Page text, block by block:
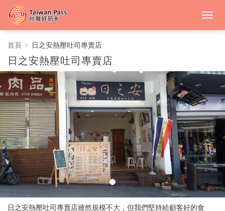
日
之
安
熱
壓
吐
司
專
賣
首頁 日之安熱壓吐司專賣店
日之安熱壓吐司專賣店
日之安熱壓吐司專賣店雖然規模不大，但我們堅持給顧客好的食